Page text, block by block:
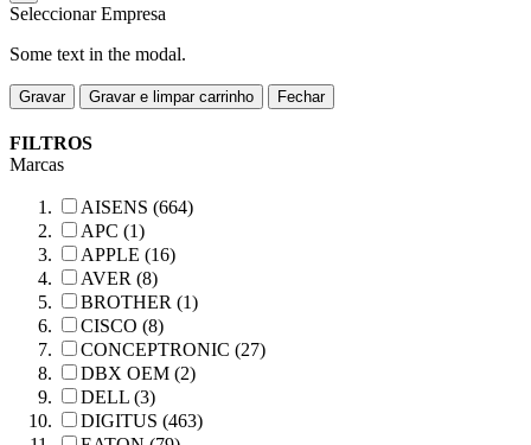
Seleccionar Empresa
Some text in the modal.
Gravar Gravar e limpar carrinho Fechar
FILTROS
Marcas
AISENS (664)
APC (1)
APPLE (16)
AVER (8)
BROTHER (1)
CISCO (8)
CONCEPTRONIC (27)
DBX OEM (2)
DELL (3)
DIGITUS (463)